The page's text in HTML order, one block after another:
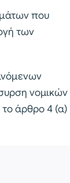
που
των
νομικών
άρθρο 4 (α)